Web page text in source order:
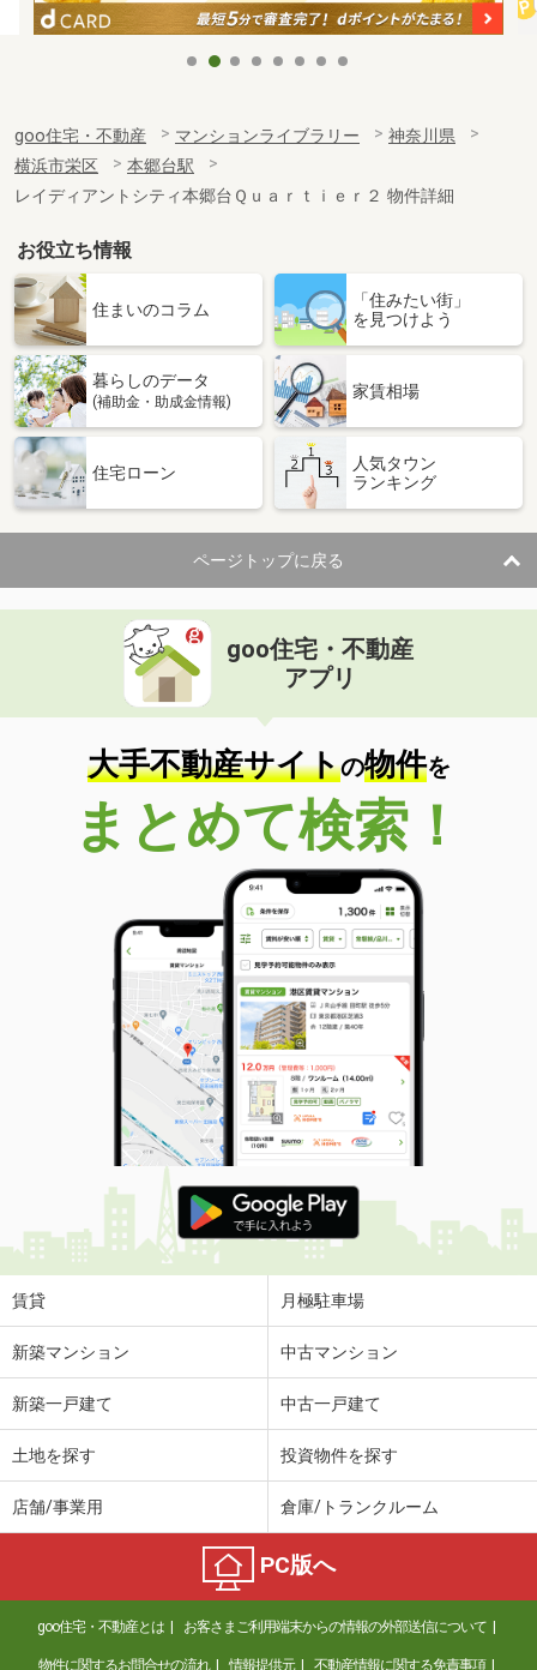
goo住宅・不動産 マンションライブラリー
神奈川県
横浜市栄区
本郷台駅
レイディアントシティ本郷台Ｑｕａｒｔｉｅｒ２ 物件詳細
お役立ち情報
住まいのコラム
「住みたい街」
を見つけよう
暮らしのデータ
(補助金・助成金情報)
家賃相場
住宅ローン
人気タウン
ランキング
ページトップに戻る
goo住宅・不動産
アプリ
大手不動産サイトの物件を
まとめて検索！
賃貸 月極駐車場
新築マンション 中古マンション
新築一戸建て 中古一戸建て
土地を探す 投資物件を探す
店舗/事業用 倉庫/トランクルーム
PC版へ
goo住宅・不動産とは お客さまご利用端末からの情報の外部送信について
物件に関するお問合せの流れ 情報提供元 不動産情報に関する免責事項